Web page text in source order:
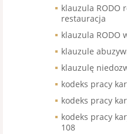
klauzula RODO
restauracja
klauzula RODO
klauzule
klauzulę
kodeks pracy
kodeks pracy
kodeks pracy
108